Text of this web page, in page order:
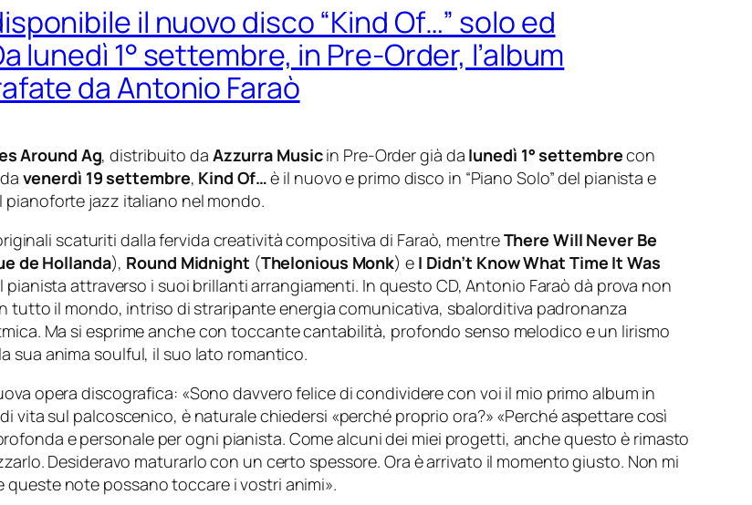
il nuovo disco “Kind Of…” solo ed
lunedì 1° settembre, in Pre-Order, l’album
da Antonio Faraò
Around Ag, distribuito da Azzurra Musicin Pre-Order già da lunedì 1° settembrecon
venerdì 19 settembre, Kind Of…è il nuovo e primo disco in “Piano Solo” del pianista e
jazz italiano nel mondo.
scaturiti dalla fervida creatività compositiva di Faraò, mentreThere Will Never Be
de Hollanda), Round Midnight (Thelonious Monk) e I Didn’t Know What Time It Was
attraverso i suoi brillanti arrangiamenti. In questo CD, Antonio Faraò dà prova non
tutto il mondo, intriso di straripante energia comunicativa, sbalorditiva padronanza
Ma si esprime anche con toccante cantabilità, profondo senso melodico e un lirismo
sua anima soulful, il suo lato romantico.
opera discografica: «Sono davvero felice di condividere con voi il mio primo album in
vita sul palcoscenico, è naturale chiedersi «perché proprio ora?» «Perché aspettare così
e personale per ogni pianista. Come alcuni dei miei progetti, anche questo è rimasto
Desideravo maturarlo con un certo spessore. Ora è arrivato il momento giusto. Non mi
note possano toccare i vostri animi».